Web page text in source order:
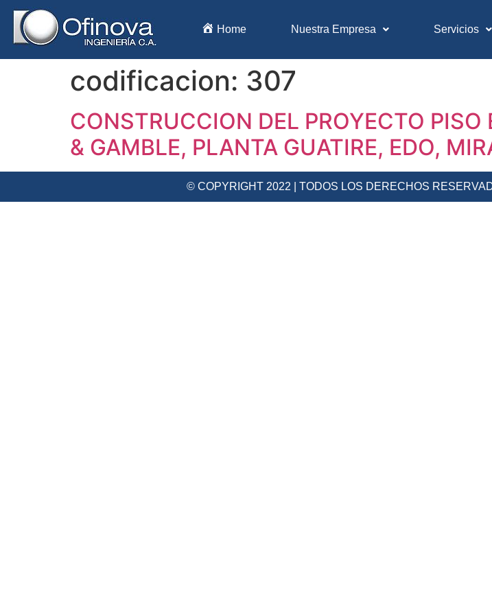
Home Nuestra Empresa Servicios
codificacion: 307
CONSTRUCCION DEL PROYECTO PISO
& GAMBLE, PLANTA GUATIRE, EDO,
© COPYRIGHT 2022 | TODOS LOS DERECHOS